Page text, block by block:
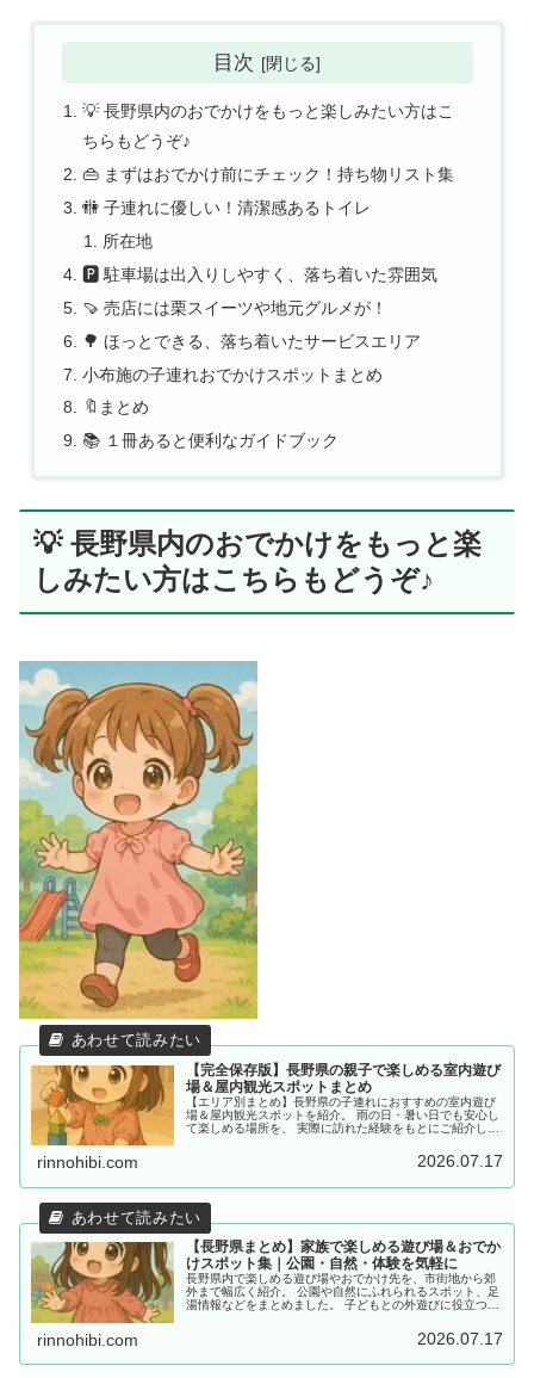
目次
💡 長野県内のおでかけをもっと楽しみたい方はこ
ちらもどうぞ♪
👜 まずはおでかけ前にチェック！持ち物リスト集
🚻 子連れに優しい！清潔感あるトイレ
所在地
🅿️ 駐車場は出入りしやすく、落ち着いた雰囲気
🍠 売店には栗スイーツや地元グルメが！
🌳 ほっとできる、落ち着いたサービスエリア
小布施の子連れおでかけスポットまとめ
🔖まとめ
📚 １冊あると便利なガイドブック
💡 長野県内のおでかけをもっと楽
しみたい方はこちらもどうぞ♪
【完全保存版】長野県の親子で楽しめる室内遊び
場＆屋内観光スポットまとめ
【エリア別まとめ】長野県の子連れにおすすめの室内遊び
場＆屋内観光スポットを紹介。 雨の日・暑い日でも安心し
て楽しめる場所を、 実際に訪れた経験をもとにご紹介して
rinnohibi.com 2026.07.17
【長野県まとめ】家族で楽しめる遊び場＆おでか
けスポット集｜公園・自然・体験を気軽に
長野県内で楽しめる遊び場やおでかけ先を、市街地から郊
外まで幅広く紹介。 公園や自然にふれられるスポット、足
湯情報などをまとめました。 子どもとの外遊びに役立つ情
rinnohibi.com 2026.07.17